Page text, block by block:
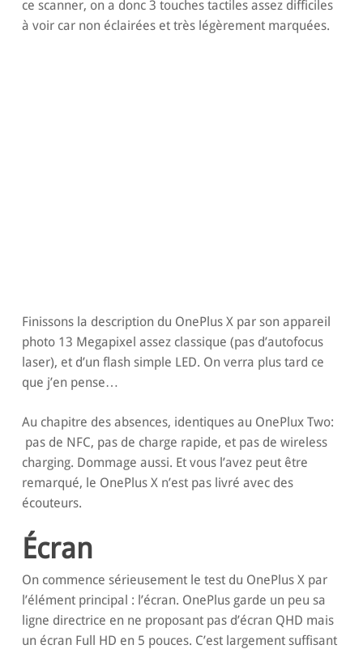
ce scanner, on a donc 3 touches tactiles assez difficiles
à voir car non éclairées et très légèrement marquées.
Finissons la description du OnePlus X par son appareil
photo 13 Megapixel assez classique (pas d’autofocus
laser), et d’un flash simple LED. On verra plus tard ce
que j’en pense…
Au chapitre des absences, identiques au OnePlux Two:
pas de NFC, pas de charge rapide, et pas de wireless
charging. Dommage aussi. Et vous l’avez peut être
remarqué, le OnePlus X n’est pas livré avec des
écouteurs.
Écran
On commence sérieusement le test du OnePlus X par
l’élément principal : l’écran. OnePlus garde un peu sa
ligne directrice en ne proposant pas d’écran QHD mais
un écran Full HD en 5 pouces. C’est largement suffisant